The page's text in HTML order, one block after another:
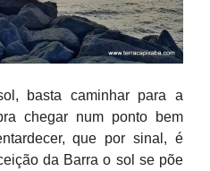
basta caminhar para a
chegar num ponto bem
que por sinal, é
da Barra o sol se põe